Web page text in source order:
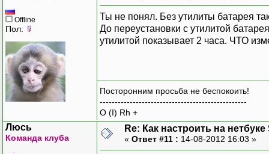
Offline
Пол:
Ты не понял. Без утилиты батарея
До переустановки с утилитой
утилитой показывает 2 часа. ЧТО
Посторонним просьба не беспокоить!
-------------------------------------------------
O (I) Rh +
Люсь
Команда клуба
Re: Как настроить на
« Ответ #11 : 14-08-2012 16:03 »